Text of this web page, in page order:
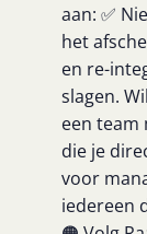
aan: ✅
het
en re-
slagen.
een team
die je
voor
iedereen